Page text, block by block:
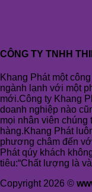
CÔNG TY TNHH
Khang Phát một
ngành lạnh với một
mới.Công ty Khang
doanh nghiệp nào
mọi nhân viên chúng
hàng.Khang Phát
phương châm đến
Phát qúy khách
tiêu:“Chất lượng là
Copyright 2026 ©